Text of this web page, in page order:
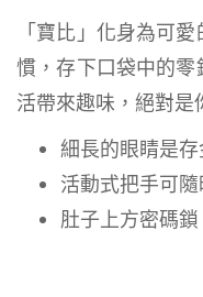
「寶比」化身為可
慣，存下口袋中的
活帶來趣味，絕對是
細長的眼睛是
活動式把手可
肚子上方密碼